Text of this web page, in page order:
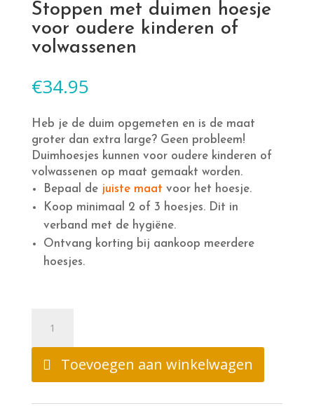
Stoppen met duimen hoesje
voor oudere kinderen of
volwassenen
€34.95
Heb je de duim opgemeten en is de maat
groter dan extra large? Geen probleem!
Duimhoesjes kunnen voor oudere kinderen of
volwassenen op maat gemaakt worden.
Bepaal de juiste maat voor het hoesje.
Koop minimaal 2 of 3 hoesjes. Dit in
verband met de hygiëne.
Ontvang korting bij aankoop meerdere
hoesjes.
duimen
hoesje
voor
Toevoegen aan winkelwagen